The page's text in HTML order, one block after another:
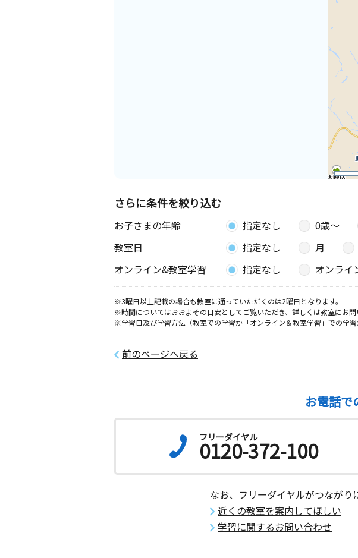
さらに条件を絞り込む
お子さまの年齢 指定なし 0歳〜
教室日
指定なし 月
オンライン&教室学習
指定なし オンライ
※3曜日以上記載の場合も教室に通っていただくのは2曜日となります。
※時間についてはおおよその目安としてご覧いただき、詳しくは教室にお
※学習日及び学習方法（教室での学習か「オンライン＆教室学習」での学
前のページへ戻る
お電話で
フリーダイヤル
0120-372-100
なお、フリーダイヤルがつながり
近くの教室を案内してほしい
学習に関するお問い合わせ